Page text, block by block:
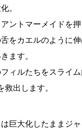
。
ントマーメイドを
をカエルのように
ます。
ィルたちをスライ
救出します。
巨大化したままジ